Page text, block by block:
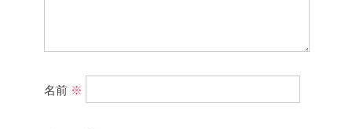
名前 ※